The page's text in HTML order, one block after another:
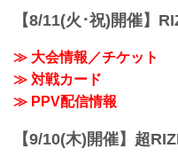
【8/11(火･祝)開催】
≫ 大会情報／チケット
≫ 対戦カード
≫ PPV配信情報
【9/10(木)開催】超